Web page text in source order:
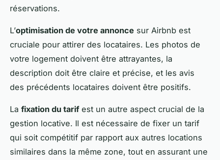
réservations.
L’optimisation de votre annonce sur Airbnb est
cruciale pour attirer des locataires. Les photos de
votre logement doivent être attrayantes, la
description doit être claire et précise, et les avis
des précédents locataires doivent être positifs.
La fixation du tarifest un autre aspect crucial de la
gestion locative. Il est nécessaire de fixer un tarif
qui soit compétitif par rapport aux autres locations
similaires dans la même zone, tout en assurant une